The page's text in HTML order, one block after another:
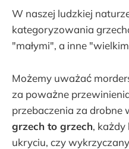
W naszej ludzkiej
kategoryzowania
"małymi", a inne
Możemy uważać
za poważne
przebaczenia za drobne
grzech to grzech, każdy
ukryciu, czy